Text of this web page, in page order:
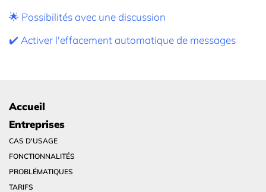
🌟 Possibilités avec une discussion
✔️ Activer l'effacement automatique de messages
Accueil
Entreprises
CAS D'USAGE
FONCTIONNALITÉS
PROBLÉMATIQUES
TARIFS